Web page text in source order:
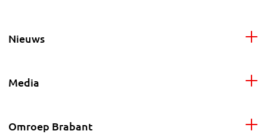
Nieuws
Media
Omroep Brabant